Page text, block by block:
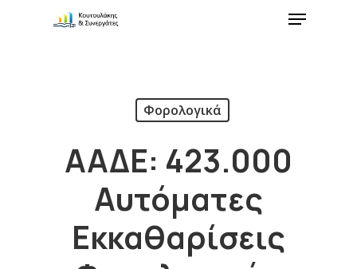
Φορολογικά
ΑΑΔΕ: 423.000
Αυτόματες
Εκκαθαρίσεις